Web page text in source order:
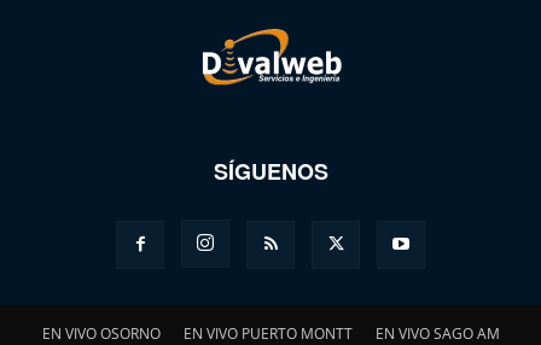
SÍGUENOS
EN VIVO OSORNO EN VIVO PUERTO MONTT EN VIVO SAGO AM